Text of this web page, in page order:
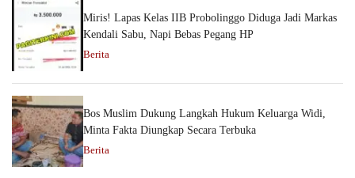
Miris! Lapas Kelas IIB Probolinggo Diduga Jadi Markas
Kendali Sabu, Napi Bebas Pegang HP
Berita
Bos Muslim Dukung Langkah Hukum Keluarga Widi,
Minta Fakta Diungkap Secara Terbuka
Berita